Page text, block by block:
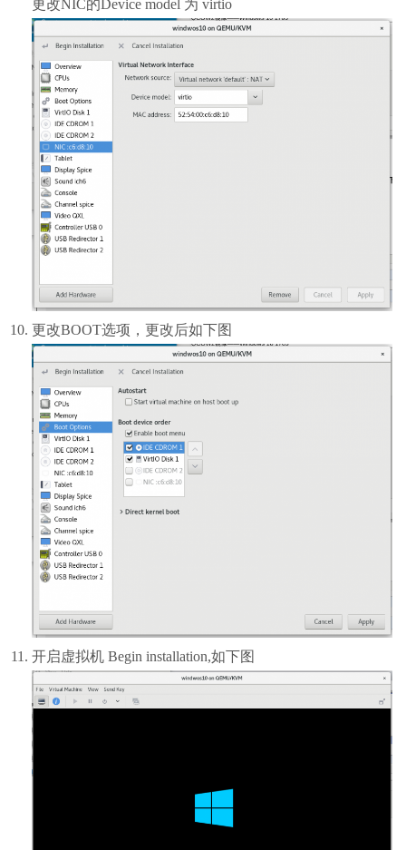
更改NIC的Device model 为 virtio
更改BOOT选项，更改后如下图
开启虚拟机 Begin installation,如下图